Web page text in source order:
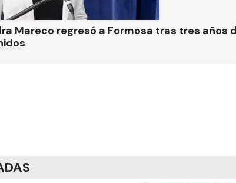
Mareco regresó a Formosa tras tres años